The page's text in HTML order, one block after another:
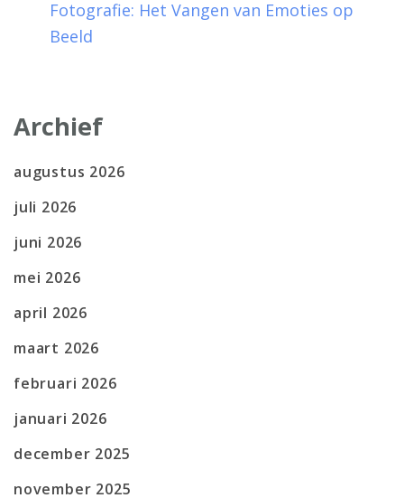
Fotografie: Het Vangen van Emoties op
Beeld
Archief
augustus 2026
juli 2026
juni 2026
mei 2026
april 2026
maart 2026
februari 2026
januari 2026
december 2025
november 2025